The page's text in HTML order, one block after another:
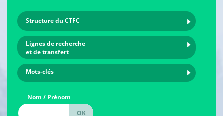
Structure du CTFC
Lignes de recherche
et de transfert
Mots-clés
Nom / Prénom